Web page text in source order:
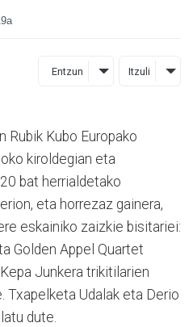
Entzun Itzuli
Rubik Kubo Europako
kiroldegian eta
bat herrialdetako
eta horrezaz gainera,
eskainiko zaizkie bisitariei:
Golden Appel Quartet
Junkera trikitilarien
Txapelketa Udalak eta Derio
dute.